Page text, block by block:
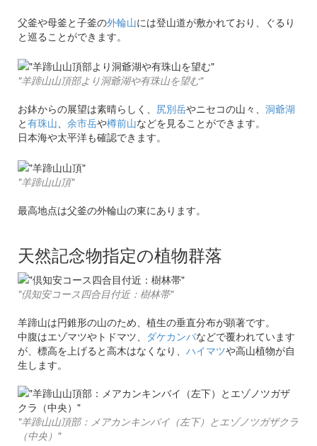
父釜や母釜と子釜の外輪山には登山道が敷かれており、ぐるり
と巡ることができます。
"羊蹄山山頂部より洞爺湖や有珠山を望む"
お鉢からの展望は素晴らしく、 尻別岳やニセコの山々、 洞爺湖
と有珠山、 余市岳や樽前山などを見ることができます。
日本海や太平洋も確認できます。
"羊蹄山山頂"
最高地点は父釜の外輪山の東にあります。
天然記念物指定の植物群落
"倶知安コース四合目付近：樹林帯"
羊蹄山は円錐形の山のため、植生の垂直分布が顕著です。
中腹はエゾマツやトドマツ、 ダケカンバなどで覆われています
が、標高を上げると高木はなくなり、 ハイマツや高山植物が自
生します。
"羊蹄山山頂部：メアカンキンバイ（左下）とエゾノツガザクラ
（中央）"